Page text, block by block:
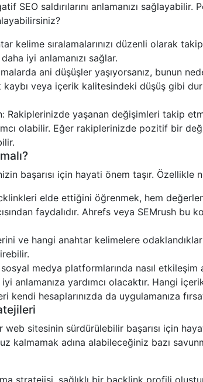
SEO saldırılarını anlamanızı sağlayabilir.
kelime sıralamalarınızı düzenli olarak
iyi anlamanızı sağlar.
ani düşüşler yaşıyorsanız, bunun
kaybı veya içerik kalitesindeki düşüş gibi
Rakiplerinizde yaşanan değişimleri takip
olabilir. Eğer rakiplerinizde pozitif bir
başarısı için hayati önem taşır. Özellikle
elde ettiğini öğrenmek, hem
faydalıdır. Ahrefs veya SEMrush bu
ve hangi anahtar kelimelere
medya platformlarında nasıl etkileşim
anlamanıza yardımcı olacaktır. Hangi
kendi hesaplarınızda da uygulamanıza
web sitesinin sürdürülebilir başarısı için
kalmamak adına alabileceğiniz bazı
stratejisi, sağlıklı bir backlink profili